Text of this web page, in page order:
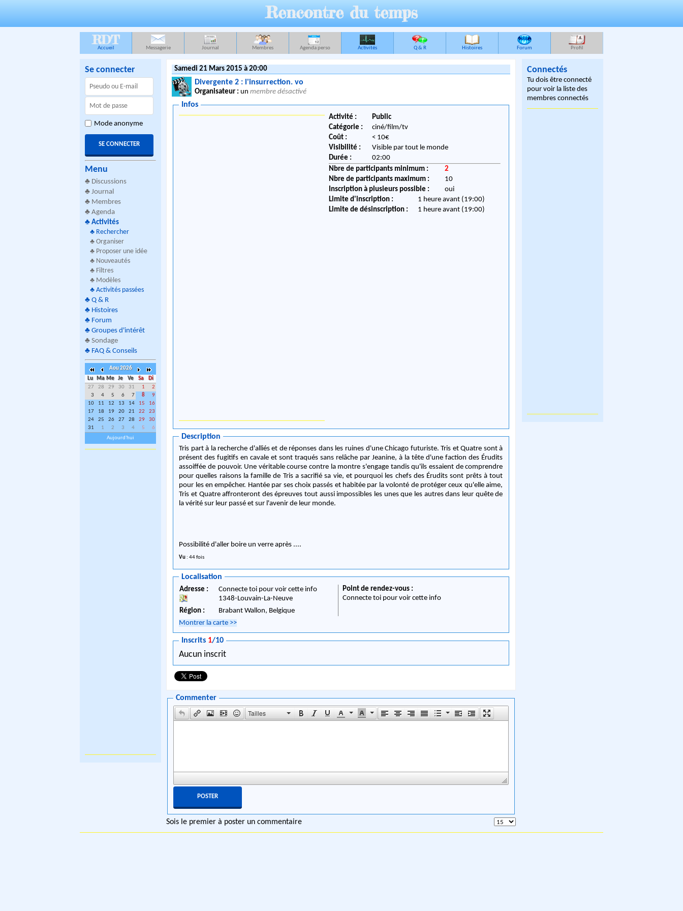
Rencontre du temps
RDT
Accueil Messagerie Journal Membres Agenda perso Activités Q & R Histoires Forum Profil
Se connecter
Mode anonyme
Menu
♣ Discussions
♣ Journal
♣ Membres
♣ Agenda
♣ Activités
♣ Rechercher
♣ Organiser
♣ Proposer une idée
♣ Nouveautés
♣ Filtres
♣ Modèles
♣ Activités passées
♣ Q & R
♣ Histoires
♣ Forum
♣ Groupes d'intérêt
♣ Sondage
♣ FAQ & Conseils
Aou 2026
Lu
Ma Me Je Ve Sa
Di
27
28 29 30 31 1
2
3
4 5 6 7 8
9
10
11 12 13 14 15
16
17
18 19 20 21 22
23
24
25 26 27 28 29
30
31
1 2 3 4 5
6
Aujourd'hui
Samedi 21 Mars 2015 à 20:00
Divergente 2 : l'insurrection. vo
Organisateur : un membre désactivé
Infos
Activité :
Public
Catégorie :
ciné/film/tv
Coût :
< 10€
Visibilité :
Visible par tout le monde
Durée :
02:00
Nbre de participants minimum :
2
Nbre de participants maximum :
10
Inscription à plusieurs possible :
oui
Limite d'inscription :
1 heure avant (19:00)
Limite de désinscription :
1 heure avant (19:00)
Description
Tris part à la recherche d'alliés et de réponses dans les ruines d'une Chicago futuriste. Tris et Quatre sont à
présent des fugitifs en cavale et sont traqués sans relâche par Jeanine, à la tête d'une faction des Érudits
assoiffée de pouvoir. Une véritable course contre la montre s'engage tandis qu'ils essaient de comprendre
pour quelles raisons la famille de Tris a sacrifié sa vie, et pourquoi les chefs des Érudits sont prêts à tout
pour les en empêcher. Hantée par ses choix passés et habitée par la volonté de protéger ceux qu'elle aime,
Tris et Quatre affronteront des épreuves tout aussi impossibles les unes que les autres dans leur quête de
la vérité sur leur passé et sur l'avenir de leur monde.
Possibilité d'aller boire un verre après ....
Vu : 44 fois
Localisation
Adresse :
Connecte toi pour voir cette info
1348-Louvain-La-Neuve
Région :
Brabant Wallon, Belgique
Point de rendez-vous :
Connecte toi pour voir cette info
Montrer la carte >>
Inscrits 1/10
Aucun inscrit
Commenter
Tailles
Sois le premier à poster un commentaire
Connectés
Tu dois être connecté
pour voir la liste des
membres connectés